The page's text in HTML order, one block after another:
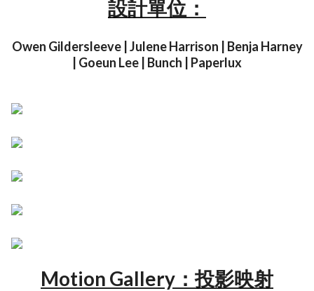
設計單位：
Owen Gildersleeve | Julene Harrison | Benja Harney
| Goeun Lee | Bunch | Paperlux
Motion Gallery：投影映射